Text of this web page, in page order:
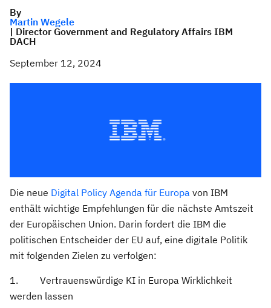
By
Martin Wegele
| Director Government and Regulatory Affairs IBM
DACH
September 12, 2024
Die neue Digital Policy Agenda für Europa von IBM
enthält wichtige Empfehlungen für die nächste Amtszeit
der Europäischen Union. Darin fordert die IBM die
politischen Entscheider der EU auf, eine digitale Politik
mit folgenden Zielen zu verfolgen:
1. Vertrauenswürdige KI in Europa Wirklichkeit
werden lassen